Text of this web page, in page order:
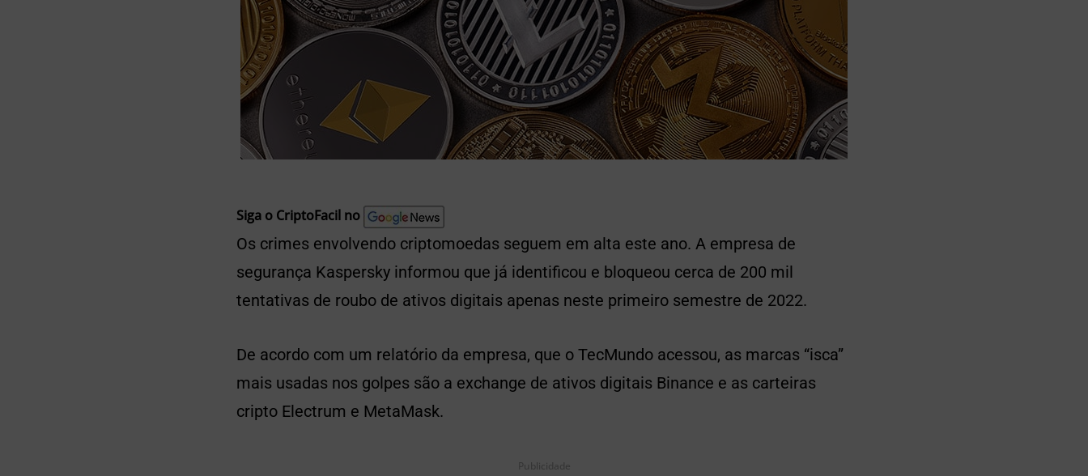
Siga o CriptoFacil no
Os crimes envolvendo criptomoedas seguem em alta este ano. A empresa de
segurança Kaspersky informou que já identificou e bloqueou cerca de 200 mil
tentativas de roubo de ativos digitais apenas neste primeiro semestre de 2022.
De acordo com um relatório da empresa, que o TecMundo acessou, as marcas “isca”
mais usadas nos golpes são a exchange de ativos digitais Binance e as carteiras
cripto Electrum e MetaMask.
Publicidade